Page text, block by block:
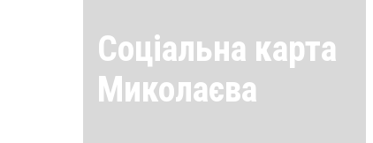
Соціальна карта
Миколаєва